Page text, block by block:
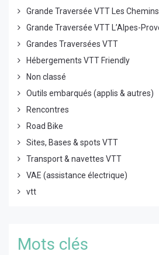
Grande Traversée VTT Les Chemins
Grande Traversée VTT L’Alpes-
Grandes Traversées VTT
Hébergements VTT Friendly
Non classé
Outils embarqués (applis & autres)
Rencontres
Road Bike
Sites, Bases & spots VTT
Transport & navettes VTT
VAE (assistance électrique)
vtt
Mots clés